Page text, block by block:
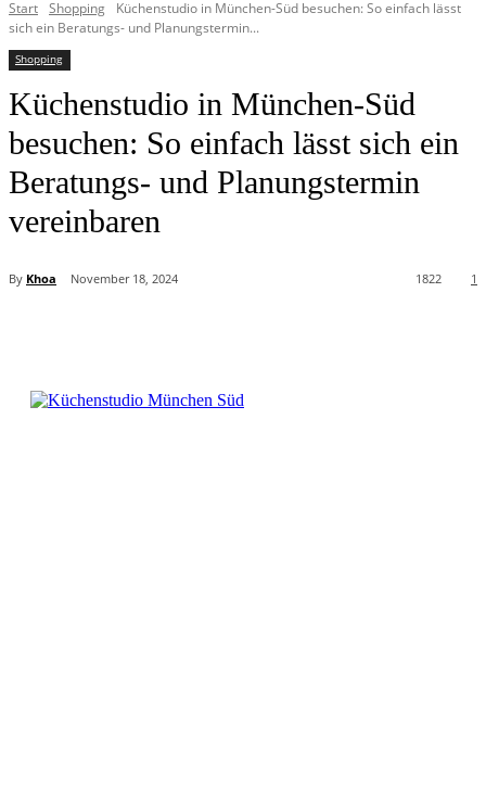
Start Shopping
Küchenstudio in München-Süd besuchen: So einfach lässt
sich ein Beratungs- und Planungstermin...
Shopping
Küchenstudio in München-Süd
besuchen: So einfach lässt sich ein
Beratungs- und Planungstermin
vereinbaren
By Khoa November 18, 2024 1
1822